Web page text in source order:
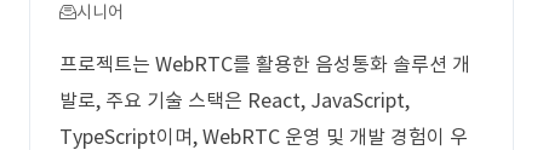
시니어
프로젝트는 WebRTC를 활용한 음성통화 솔루션 개
발로, 주요 기술 스택은 React, JavaScript,
TypeScript이며, WebRTC 운영 및 개발 경험이 우